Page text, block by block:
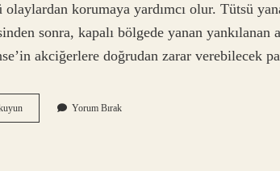
korumaya yardımcı olur. Tütsü
sonra, kapalı bölgede yanan yankılanan
akciğerlere doğrudan zarar verebilecek
Aşk
Tütsüsü
Yorum Bırak